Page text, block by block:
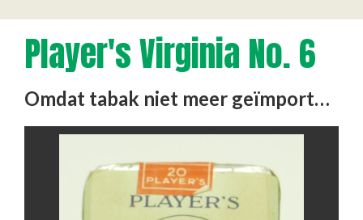
Player's Virginia No. 6
Omdat tabak niet meer geïmporteerd kon worden werd in Nederland grootschalig en kleinschalig tabak verbouwd. …